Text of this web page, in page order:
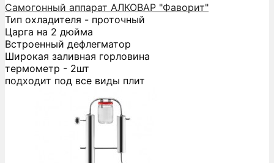
Самогонный аппарат АЛКОВАР "Фаворит"
Тип охладителя - проточный
Царга на 2 дюйма
Встроенный дефлегматор
Широкая заливная горловина
термометр - 2шт
подходит под все виды плит